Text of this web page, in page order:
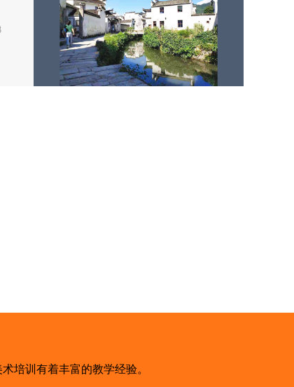
2019-05-18
行业，教学经验丰富！对待学生一丝不苟，认真负责。